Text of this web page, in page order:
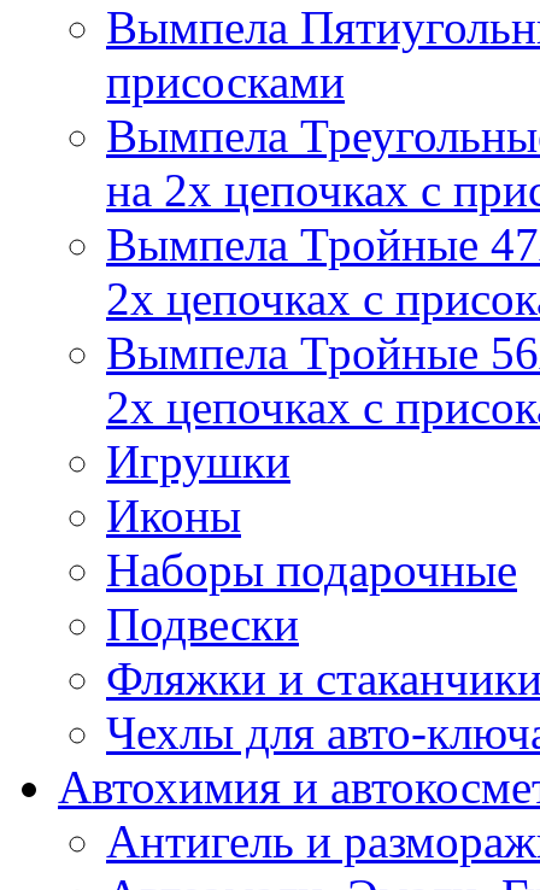
Вымпела
присосками
Вымпела
на 2х цепочках с
Вымпела Тройные
2х цепочках с
Вымпела Тройные
2х цепочках с
Игрушки
Иконы
Наборы подарочные
Подвески
Фляжки и
Чехлы для авто-
Автохимия и
Антигель и